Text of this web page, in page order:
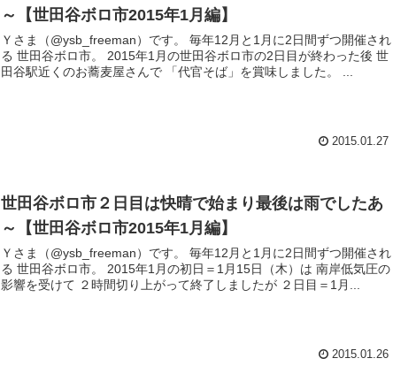
～【世田谷ボロ市2015年1月編】
Ｙさま（@ysb_freeman）です。 毎年12月と1月に2日間ずつ開催され
る 世田谷ボロ市。 2015年1月の世田谷ボロ市の2日目が終わった後 世
2015.01.27
世田谷ボロ市２日目は快晴で始まり最後は雨でしたあ
～【世田谷ボロ市2015年1月編】
Ｙさま（@ysb_freeman）です。 毎年12月と1月に2日間ずつ開催され
る 世田谷ボロ市。 2015年1月の初日＝1月15日（木）は 南岸低気圧の
影響を受けて ２時間切り上がって終了しましたが ２日目＝1月...
2015.01.26